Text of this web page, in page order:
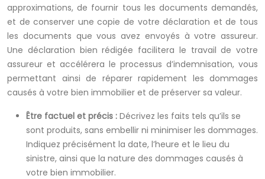
approximations, de fournir tous les documents demandés,
et de conserver une copie de votre déclaration et de tous
les documents que vous avez envoyés à votre assureur.
Une déclaration bien rédigée facilitera le travail de votre
assureur et accélérera le processus d’indemnisation, vous
permettant ainsi de réparer rapidement les dommages
causés à votre bien immobilier et de préserver sa valeur.
Être factuel et précis : Décrivez les faits tels qu’ils se
sont produits, sans embellir ni minimiser les dommages.
Indiquez précisément la date, l’heure et le lieu du
sinistre, ainsi que la nature des dommages causés à
votre bien immobilier.